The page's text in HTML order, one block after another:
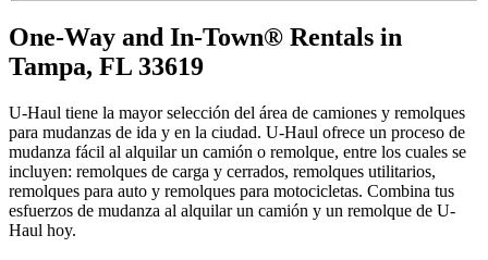
One-Way and In-Town® Rentals in
Tampa, FL 33619
U-Haul tiene la mayor selección del área de camiones y remolques
para mudanzas de ida y en la ciudad. U-Haul ofrece un proceso de
mudanza fácil al alquilar un camión o remolque, entre los cuales se
incluyen: remolques de carga y cerrados, remolques utilitarios,
remolques para auto y remolques para motocicletas. Combina tus
esfuerzos de mudanza al alquilar un camión y un remolque de U-
Haul hoy.